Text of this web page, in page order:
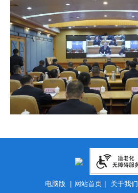
电脑版 | 网站首页 | 关于我们